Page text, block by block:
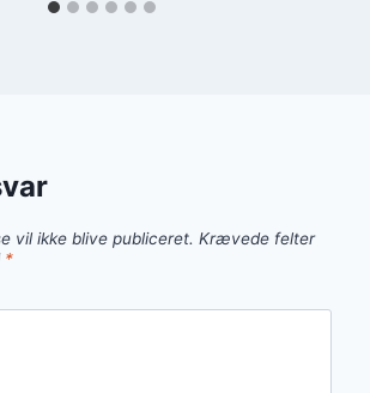
vil ikke blive publiceret. Krævede felter
*